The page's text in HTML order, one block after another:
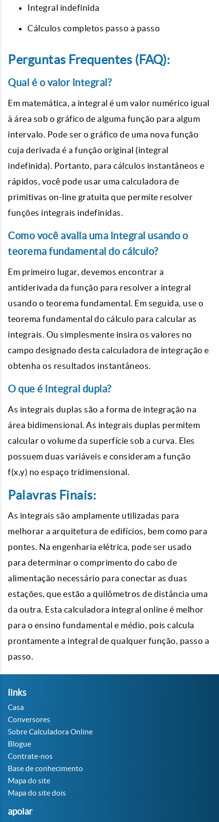
Integral indefinida
Cálculos completos passo a passo
Perguntas Frequentes (FAQ):
Qual é o valor integral?
Em matemática, a integral é um valor numérico igual
à área sob o gráfico de alguma função para algum
intervalo. Pode ser o gráfico de uma nova função
cuja derivada é a função original (integral
indefinida). Portanto, para cálculos instantâneos e
rápidos, você pode usar uma calculadora de
primitivas on-line gratuita que permite resolver
funções integrais indefinidas.
Como você avalia uma integral usando o
teorema fundamental do cálculo?
Em primeiro lugar, devemos encontrar a
antiderivada da função para resolver a integral
usando o teorema fundamental. Em seguida, use o
teorema fundamental do cálculo para calcular as
integrais. Ou simplesmente insira os valores no
campo designado desta calculadora de integração e
obtenha os resultados instantâneos.
O que é integral dupla?
As integrais duplas são a forma de integração na
área bidimensional. As integrais duplas permitem
calcular o volume da superfície sob a curva. Eles
possuem duas variáveis e consideram a função
f(x,y) no espaço tridimensional.
Palavras Finais:
As integrais são amplamente utilizadas para
melhorar a arquitetura de edifícios, bem como para
pontes. Na engenharia elétrica, pode ser usado
para determinar o comprimento do cabo de
alimentação necessário para conectar as duas
estações, que estão a quilômetros de distância uma
da outra. Esta calculadora integral online é melhor
para o ensino fundamental e médio, pois calcula
prontamente a integral de qualquer função, passo a
passo.
links
Casa
Conversores
Sobre Calculadora Online
Blogue
Contrate-nos
Base de conhecimento
Mapa do site
Mapa do site dois
apoiar